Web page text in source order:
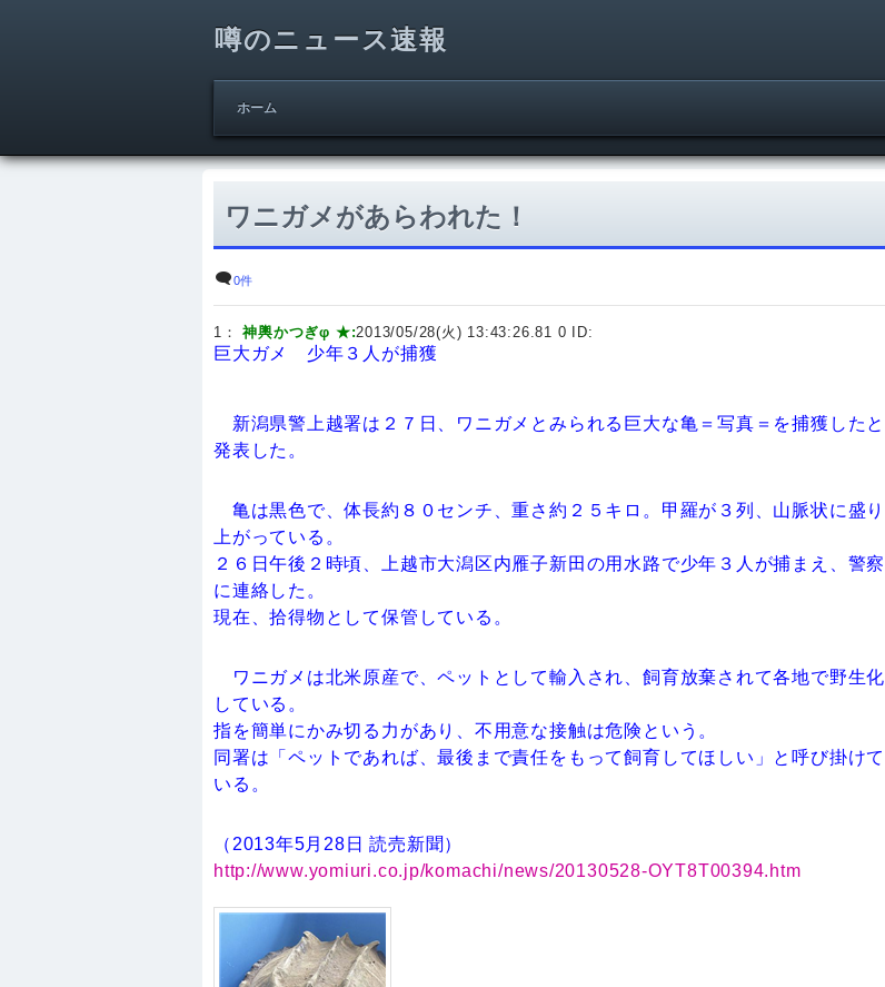
噂のニュース速報
ホーム
ワニガメがあらわれた！
0件
1：神輿かつぎφ ★:2013/05/28(火) 13:43:26.81 0 ID:
巨大ガメ 少年３人が捕獲
新潟県警上越署は２７日、ワニガメとみられる巨大な亀＝写真＝を捕獲したと
発表した。
亀は黒色で、体長約８０センチ、重さ約２５キロ。甲羅が３列、山脈状に盛り
上がっている。
２６日午後２時頃、上越市大潟区内雁子新田の用水路で少年３人が捕まえ、警察
に連絡した。
現在、拾得物として保管している。
ワニガメは北米原産で、ペットとして輸入され、飼育放棄されて各地で野生化
している。
指を簡単にかみ切る力があり、不用意な接触は危険という。
同署は「ペットであれば、最後まで責任をもって飼育してほしい」と呼び掛けて
いる。
（2013年5月28日 読売新聞）
http://www.yomiuri.co.jp/komachi/news/20130528-OYT8T00394.htm